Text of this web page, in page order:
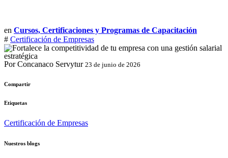
en Cursos, Certificaciones y Programas de Capacitación
# Certificación de Empresas
Por Concanaco Servytur 23 de junio de 2026
Compartir
Etiquetas
Certificación de Empresas
Nuestros blogs